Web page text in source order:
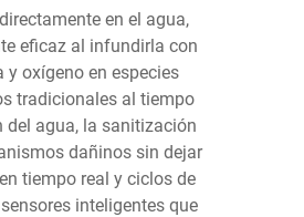
en el agua,
eficaz al infundirla con
oxígeno en especies
tradicionales al tiempo
agua, la sanitización
dañinos sin dejar
tiempo real y ciclos de
inteligentes que